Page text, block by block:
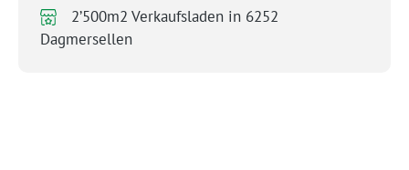
2’500m2 Verkaufsladen in 6252
Dagmersellen